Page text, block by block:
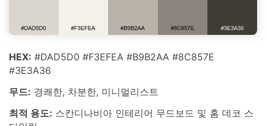
HEX: #DAD5D0 #F3EFEA #B9B2AA #8C857E
#3E3A36
무드: 경쾌한, 차분한, 미니멀리스트
최적 용도: 스칸디나비아 인테리어 무드보드 및 홈 데코 스